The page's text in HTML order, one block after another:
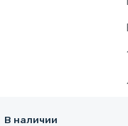
В наличии